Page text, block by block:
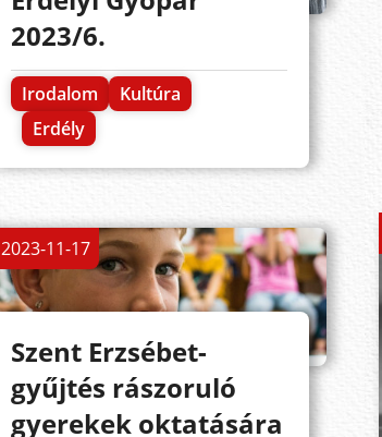
2023/6.
Irodalom
Kultúra
Erdély
2023-11-17
Szent Erzsébet-
gyűjtés rászoruló
gyerekek oktatására